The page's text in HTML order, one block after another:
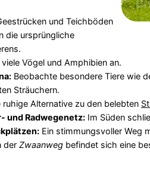
und Teichböden
die ursprüngliche
Vögel und Amphibien an.
Beobachte besondere Tiere wie
Sträuchern.
ruhige Alternative zu den belebten
und Radwegenetz:Im Süden
Ein stimmungsvoller Weg
der Zwaanwegbefindet sich eine